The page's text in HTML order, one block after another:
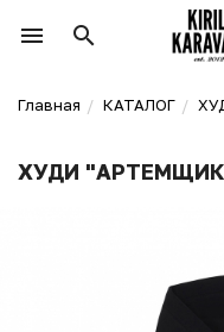
Главная КАТАЛОГ
ХУДИ